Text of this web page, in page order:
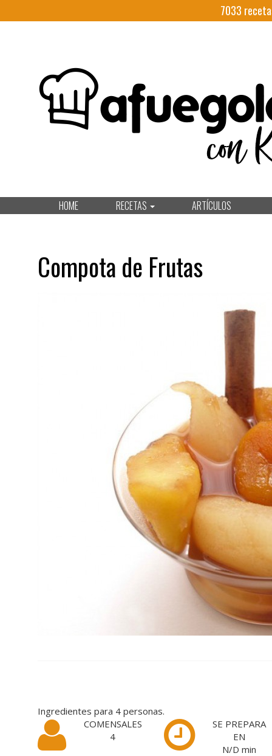
7033
HOME RECETAS ARTÍCULOS
Compota de Frutas
Ingredientes para 4 personas.
COMENSALES
4
SE PREPARA
EN
N/D min